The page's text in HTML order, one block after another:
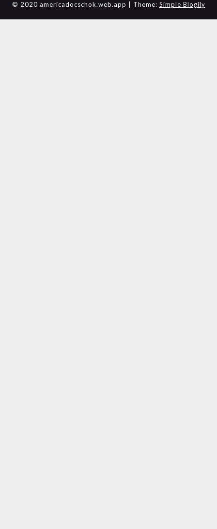
© 2020 americadocschok.web.app | Theme: Simple Blogily